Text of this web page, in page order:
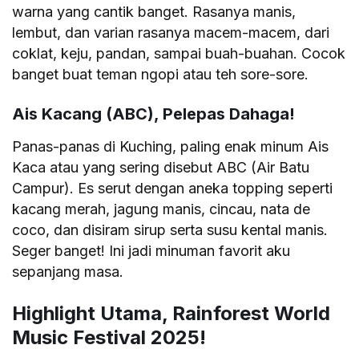
warna yang cantik banget. Rasanya manis,
lembut, dan varian rasanya macem-macem, dari
coklat, keju, pandan, sampai buah-buahan. Cocok
banget buat teman ngopi atau teh sore-sore.
Ais Kacang (ABC), Pelepas Dahaga!
Panas-panas di Kuching, paling enak minum Ais
Kaca atau yang sering disebut ABC (Air Batu
Campur). Es serut dengan aneka topping seperti
kacang merah, jagung manis, cincau, nata de
coco, dan disiram sirup serta susu kental manis.
Seger banget! Ini jadi minuman favorit aku
sepanjang masa.
Highlight Utama, Rainforest World
Music Festival 2025!